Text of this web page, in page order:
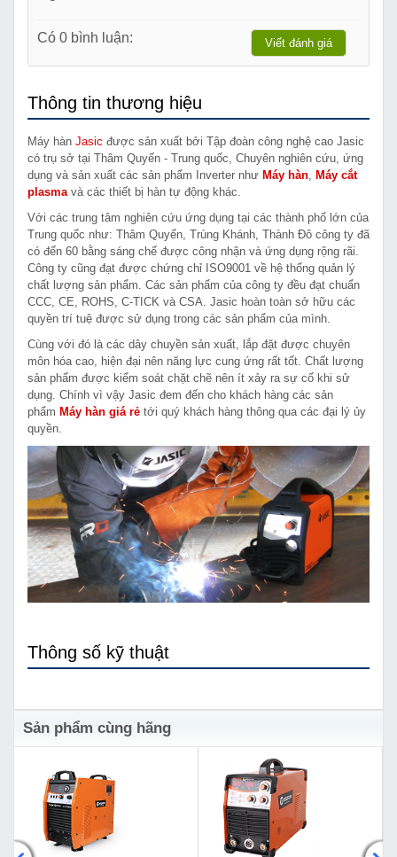
Có 0 bình luận: Viết đánh giá
Thông tin thương hiệu
Máy hàn Jasic được sản xuất bởi Tập đoàn công nghệ cao Jasic
có trụ sở tại Thâm Quyến - Trung quốc, Chuyên nghiên cứu, ứng
dụng và sản xuất các sản phẩm Inverter như Máy hàn Máy cắt
plasma và các thiết bị hàn tự động khác.
Với các trung tâm nghiên cứu ứng dụng tại các thành phố lớn của
Trung quốc như: Thâm Quyến, Trùng Khánh, Thành Đô công ty đã
có đến 60 bằng sáng chế được công nhận và ứng dụng rộng rãi.
Công ty cũng đạt được chứng chỉ ISO9001 về hệ thống quản lý
chất lượng sản phẩm. Các sản phẩm của công ty đều đạt chuẩn
CCC, CE, ROHS, C-TICK và CSA. Jasic hoàn toàn sở hữu các
quyền trí tuệ được sử dụng trong các sản phẩm của mình.
Cùng với đó là các dây chuyền sản xuất, lắp đặt được chuyên
môn hóa cao, hiện đại nên năng lực cung ứng rất tốt. Chất lượng
sản phẩm được kiểm soát chặt chẽ nên ít xảy ra sự cố khi sử
dụng. Chính vì vậy Jasic đem đến cho khách hàng các sản
phẩm Máy hàn giá rẻ tới quý khách hàng thông qua các đại lý ủy
quyền.
Thông số kỹ thuật
Sản phẩm cùng hãng